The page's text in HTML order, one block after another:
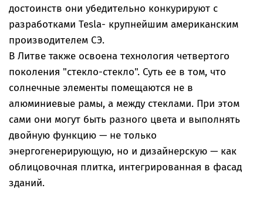
достоинств они убедительно конкурируют с
разработками Tesla- крупнейшим американским
производителем СЭ.
В Литве также освоена технология четвертого
поколения "стекло-стекло". Суть ее в том, что
солнечные элементы помещаются не в
алюминиевые рамы, а между стеклами. При этом
сами они могут быть разного цвета и выполнять
двойную функцию — не только
энергогенерирующую, но и дизайнерскую — как
облицовочная плитка, интегрированная в фасад
зданий.